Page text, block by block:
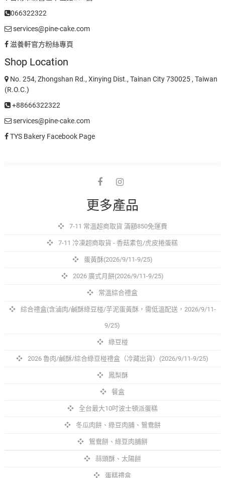
066322322
services@pine-cake.com
滋養軒官方粉絲專頁
Shop Location
No. 254, Zhongshan Rd., Xinying Dist., Tainan City 730025 , Taiwan
(R.O.C.)
+88666322322
services@pine-cake.com
TYS Bakery Facebook Page
facebookinstagram
更多產品
7-11 常溫超商取貨 滿額850免運費
7-11 冷凍超商取貨 - 香菇素包/虎皮捲蛋糕
蛋黃酥(2026/9/11-9/25)
2026 廣式月餅(2026/9/11-9/25)
常溫綜合禮盒
綜合禮盒(含滷肉/鹹酥綠豆椪/芋泥蛋黃酥，需低溫配送，2026/9/11-
9/25)
綠豆椪
2026 魯肉/鹹酥/綜合綠豆椪禮盒（冷藏出貨）(2026/9/11-9/25)
鳳梨酥
餐盒
全台最大10吋波士頓派蛋糕
冬瓜肉餅、綠豆肉脯、鴛鴦餅
鴛鴦餅、綠豆肉脯餅
蒜頭酥、太陽餅
蛋糕禮盒